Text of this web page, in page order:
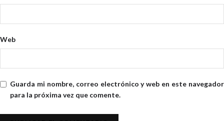
Web
Guarda mi nombre, correo electrónico y web en este navegador
para la próxima vez que comente.